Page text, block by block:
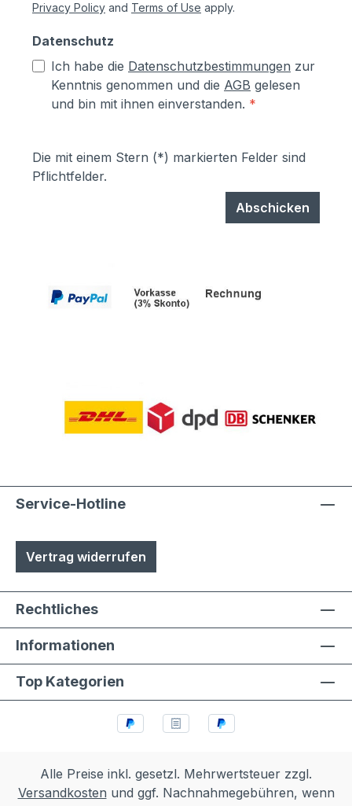
Privacy Policy and Terms of Use apply.
Datenschutz
Ich habe die Datenschutzbestimmungen zur
Kenntnis genommen und die AGB gelesen
und bin mit ihnen einverstanden. *
Die mit einem Stern (*) markierten Felder sind
Pflichtfelder.
Abschicken
Service-Hotline
Vertrag widerrufen
Rechtliches
Informationen
Top Kategorien
Alle Preise inkl. gesetzl. Mehrwertsteuer zzgl.
Versandkosten und ggf. Nachnahmegebühren, wenn